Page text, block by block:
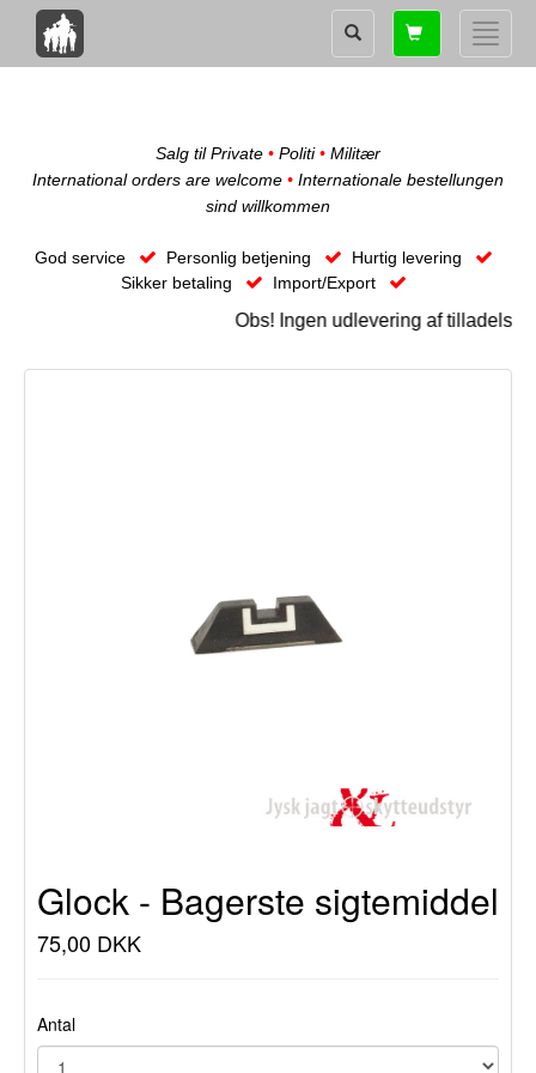
Toggle
Shopping
card
Salg til Private • Politi• Militær
International orders are welcome • Internationale bestellungen
sind willkommen
God service Personlig betjening
Hurtig levering
Sikker betaling
Import/Export
Obs! Ingen udlevering af
Glock - Bagerste sigtemiddel
75,00 DKK
Antal